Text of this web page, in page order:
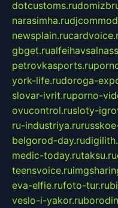
dotcustoms.ru
narasimha.ru
newsplain.ru
gbget.ru
petrovkasports.ru
york-life.rudoroga-
slovar-ivrit.ruporno-
ovucontrol.rusloty-
ru-industriya.ru
belgorod-day.ru
medic-today.rutaksu.ru
teensvoice.ru
eva-elfie.rufoto-tur.ru
veslo-i-yakor.ru